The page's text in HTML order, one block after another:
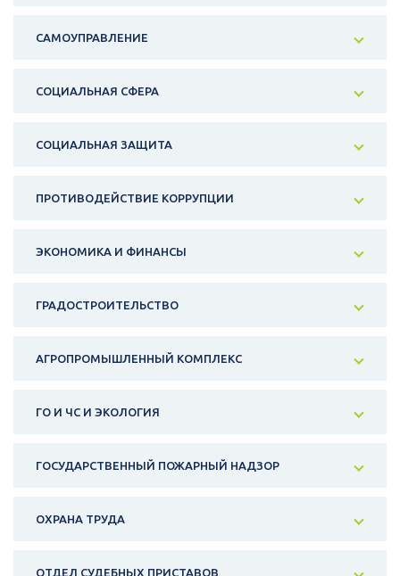
САМОУПРАВЛЕНИЕ
СОЦИАЛЬНАЯ СФЕРА
СОЦИАЛЬНАЯ ЗАЩИТА
ПРОТИВОДЕЙСТВИЕ КОРРУПЦИИ
ЭКОНОМИКА И ФИНАНСЫ
ГРАДОСТРОИТЕЛЬСТВО
АГРОПРОМЫШЛЕННЫЙ КОМПЛЕКС
ГО И ЧС И ЭКОЛОГИЯ
ГОСУДАРСТВЕННЫЙ ПОЖАРНЫЙ НАДЗОР
ОХРАНА ТРУДА
ОТДЕЛ СУДЕБНЫХ ПРИСТАВОВ